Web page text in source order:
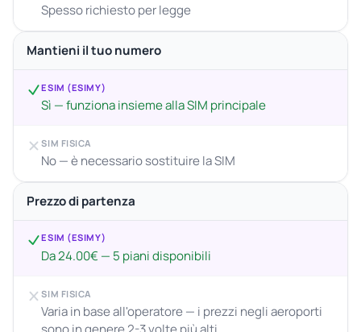
Spesso richiesto per legge
Mantieni il tuo numero
ESIM (ESIMY)
Sì — funziona insieme alla SIM principale
SIM FISICA
No — è necessario sostituire la SIM
Prezzo di partenza
ESIM (ESIMY)
Da 24.00€ — 5 piani disponibili
SIM FISICA
Varia in base all'operatore — i prezzi negli aeroporti